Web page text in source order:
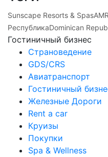
Sunscape Resorts & Spas
РеспубликаDominican
Гостиничный бизнес
Страноведение
GDS/CRS
Авиатранспорт
Гостиничный
Железные Дороги
Rent a car
Круизы
Покупки
Spa & Wellness